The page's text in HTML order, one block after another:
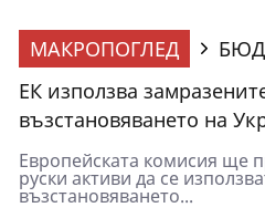
МАКРОПОГЛЕД
ЕК използва
възстановяването на
Европейската комисия ще
руски активи да се
възстановяването...